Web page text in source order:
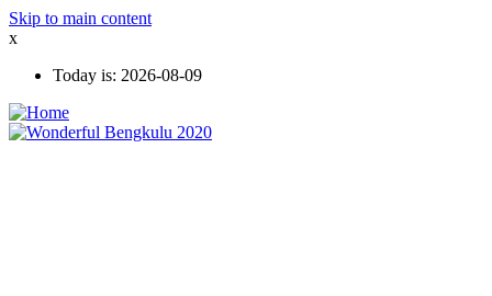
Skip to main content
x
Today is: 2026-08-09